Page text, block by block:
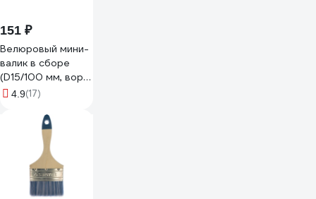
151 ₽
Велюровый мини-
валик в сборе
(D15/100 мм, ворс
4 мм, бюгель 6 мм)
4.9(17)